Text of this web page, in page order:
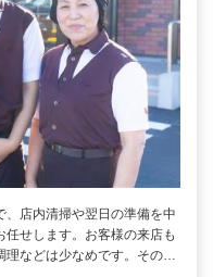
、店内清掃や翌日の準備を中
せします。お客様の来店も
などは少なめです。その…